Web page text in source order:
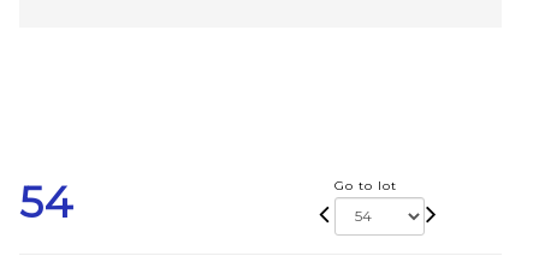
54 Go to lot